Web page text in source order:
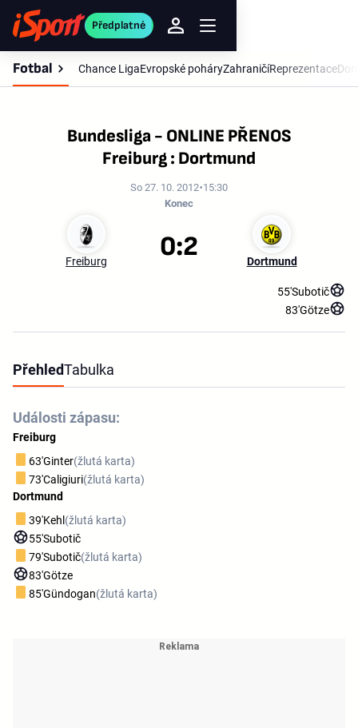
Předplatné
Fotbal Chance LigaEvropské poháryZahraničíReprezentace
Bundesliga - ONLINE PŘENOS
Freiburg : Dortmund
So 27. 10. 2012 15:30
Konec
Freiburg Dortmund
0:2
55'Subotič
83'Götze
PřehledTabulka
Události zápasu:
Freiburg
63'Ginter(žlutá karta)
73'Caligiuri(žlutá karta)
Dortmund
39'Kehl(žlutá karta)
55'Subotič
79'Subotič(žlutá karta)
83'Götze
85'Gündogan(žlutá karta)